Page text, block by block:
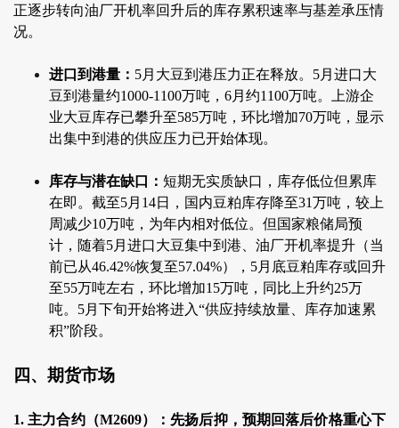
正逐步转向油厂开机率回升后的库存累积速率与基差承压情
况。
进口到港量： 5月大豆到港压力正在释放。5月进口大
豆到港量约1000-1100万吨，6月约1100万吨。上游企
业大豆库存已攀升至585万吨，环比增加70万吨，显示
出集中到港的供应压力已开始体现。
库存与潜在缺口： 短期无实质缺口，库存低位但累库
在即。截至5月14日，国内豆粕库存降至31万吨，较上
周减少10万吨，为年内相对低位。但国家粮储局预
计，随着5月进口大豆集中到港、油厂开机率提升（当
前已从46.42%恢复至57.04%），5月底豆粕库存或回升
至55万吨左右，环比增加15万吨，同比上升约25万
吨。5月下旬开始将进入“供应持续放量、库存加速累
积”阶段。
四、期货市场
1. 主力合约（M2609）：先扬后抑，预期回落后价格重心下